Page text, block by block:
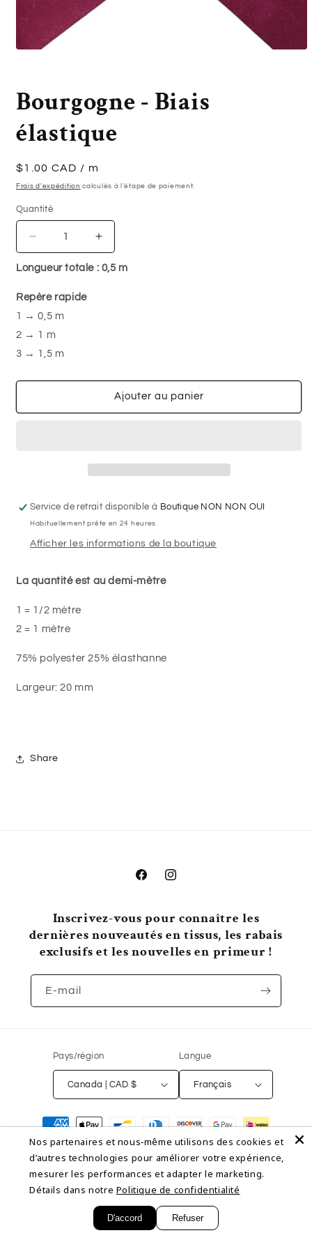
dans
une
modale
Bourgogne - Biais
élastique
Prix
habituel
$1.00 CAD / m
Frais d'expédition calculés à l'étape de paiement.
Quantité
Quantité
Réduire
la
quantité
Bourgogne
-
Biais
Augmenter
la
quantité
Longueur totale : 0,5 m
Repère rapide
1 → 0,5 m
2 → 1 m
3 → 1,5 m
Ajouter au panier
Service de retrait disponible à Boutique NON NON OUI
Habituellement prête en 24 heures
Afficher les informations de la boutique
La quantité est au demi-mètre
1 = 1/2 mètre
2 = 1 mètre
75% polyester 25% élasthanne
Largeur: 20 mm
Share
FacebookInstagram
Inscrivez-vous pour connaître les
dernières nouveautés en tissus, les rabais
exclusifs et les nouvelles en primeur !
E-mail
Pays/région
Canada | CAD $
Langue
Français
Moyens
de
paiement
© 2026,NON NON OUI Commerce électronique propulsé par Shopify
Politique de remboursement Politique de confidentialité
Conditions d’utilisation Politique d’expédition
Nos partenaires et nous‑même utilisons des cookies et
d’autres technologies pour améliorer votre expérience,
mesurer les performances et adapter le marketing.
Détails dans notre Politique de confidentialité
D'accord Refuser